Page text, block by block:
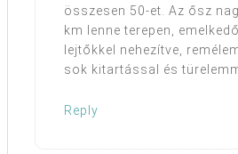
összesen 50-et. Az ősz
km lenne terepen,
lejtőkkel nehezítve,
sok kitartással és
Reply